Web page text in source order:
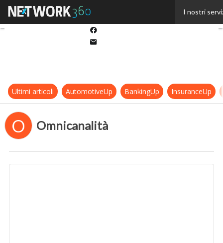
I nostri
Ultimi articoli AutomotiveUp BankingUp InsuranceUp
O Omnicanalità